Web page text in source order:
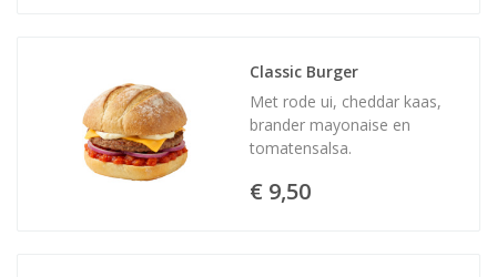
Classic Burger
Met rode ui, cheddar kaas,
brander mayonaise en
tomatensalsa.
€ 9,50